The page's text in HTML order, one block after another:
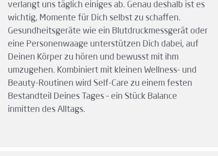
verlangt uns täglich einiges ab. Genau deshalb ist es
wichtig, Momente für Dich selbst zu schaffen.
Gesundheitsgeräte wie ein Blutdruckmessgerät oder
eine Personenwaage unterstützen Dich dabei, auf
Deinen Körper zu hören und bewusst mit ihm
umzugehen. Kombiniert mit kleinen Wellness- und
Beauty-Routinen wird Self-Care zu einem festen
Bestandteil Deines Tages – ein Stück Balance
inmitten des Alltags.